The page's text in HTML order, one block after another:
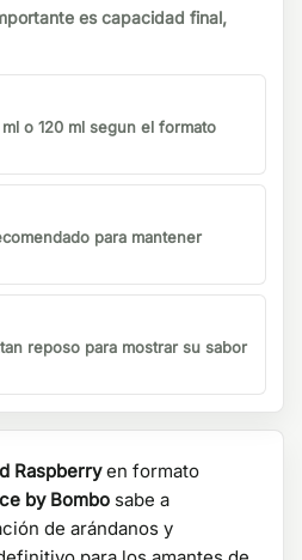
es capacidad final,
o 120 ml segun el formato
para mantener
reposo para mostrar su sabor
Raspberryen formato
by Bombo sabe a
de arándanos y